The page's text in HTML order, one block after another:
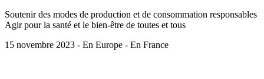
Soutenir des modes de production et de consommation responsables
Agir pour la santé et le bien-être de toutes et tous
15 novembre 2023 - En Europe - En France